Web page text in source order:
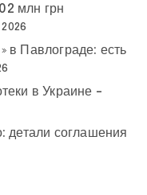
млн грн
2026
в Павлограде: есть
в Украине –
детали соглашения